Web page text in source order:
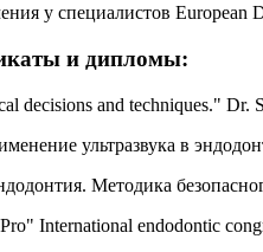
у специалистов European
и дипломы:
decisions and techniques." Dr.
ультразвука в
Методика
International endodontic